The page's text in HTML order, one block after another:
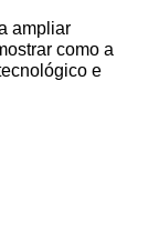
ampliar
como a
e